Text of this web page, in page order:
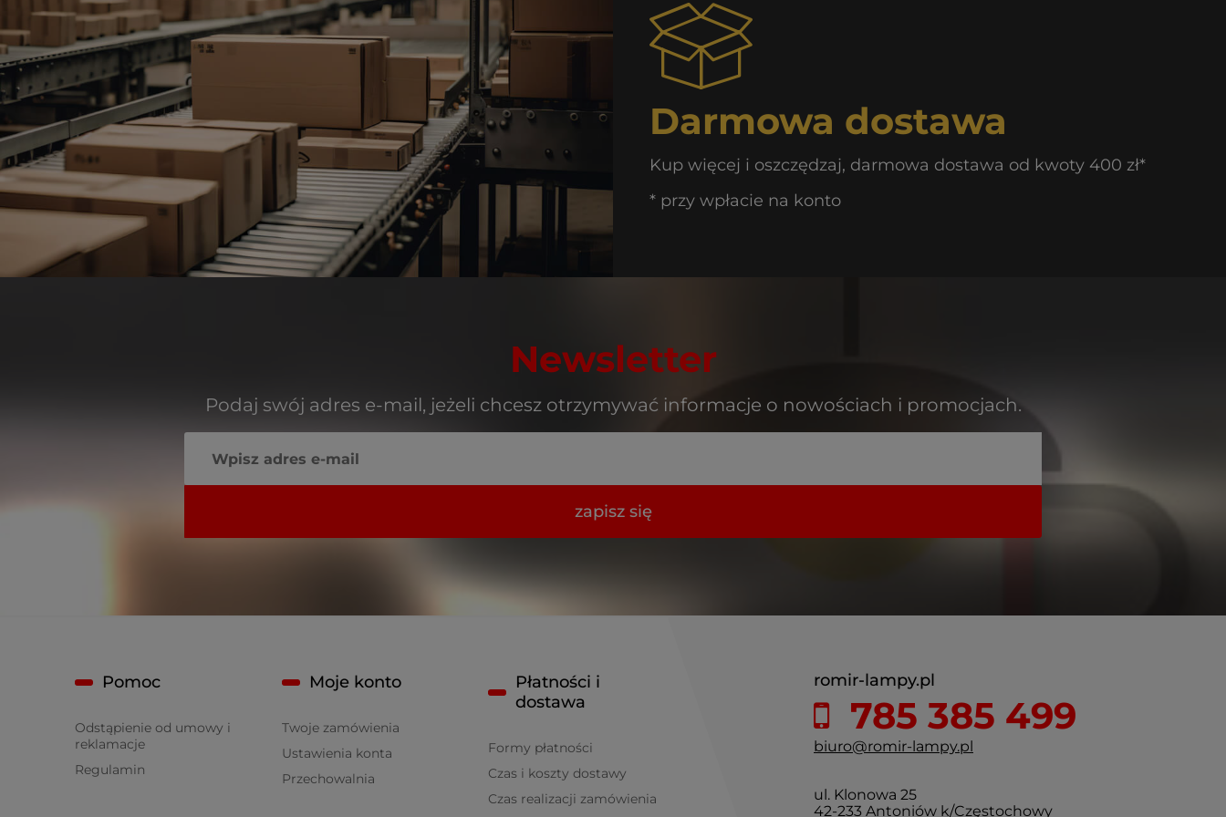
Darmowa dostawa
Kup więcej i oszczędzaj, darmowa dostawa od kwoty 400 zł*
* przy wpłacie na konto
Newsletter
Podaj swój adres e-mail, jeżeli chcesz otrzymywać informacje o nowościach i promocjach.
zapisz się
romir-lampy.pl
785 385 499
biuro@romir-lampy.pl
ul. Klonowa 25
42-233 Antoniów k/Częstochowy
Pomoc
Odstąpienie od umowy i
reklamacje
Regulamin
Moje konto
Twoje zamówienia
Ustawienia konta
Przechowalnia
Płatności i
dostawa
Formy płatności
Czas i koszty dostawy
Czas realizacji zamówienia